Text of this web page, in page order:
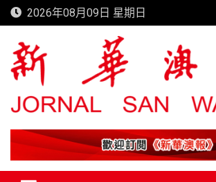
Skip
to
content
2026年08月09日 星期日
新華澳報